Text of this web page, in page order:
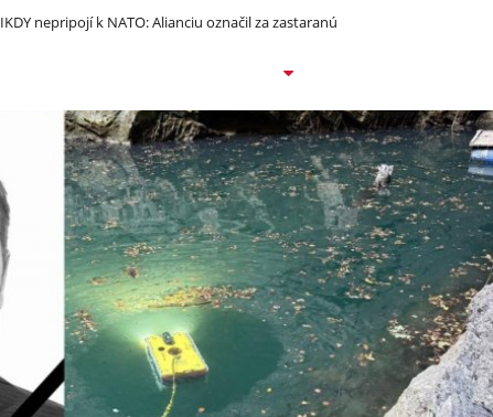
nepripojí k NATO: Alianciu označil za zastaranú